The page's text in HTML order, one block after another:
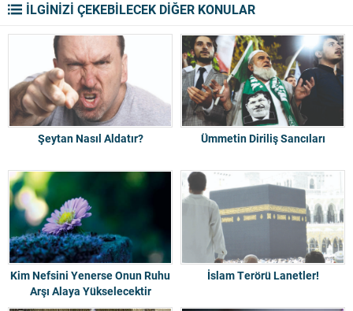
İLGİNİZİ ÇEKEBİLECEK DİĞER KONULAR
Şeytan Nasıl Aldatır? Ümmetin Diriliş Sancıları
Kim Nefsini Yenerse Onun Ruhu
Arşı Alaya Yükselecektir
İslam Terörü Lanetler!